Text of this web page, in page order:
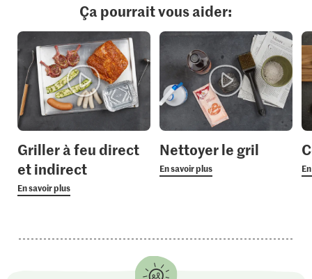
Ça pourrait vous aider:
Griller à feu direct
et indirect
En savoir plus
Nettoyer le gril
En savoir plus